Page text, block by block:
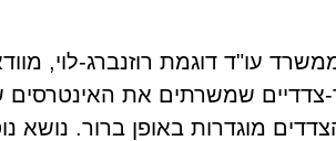
דוגמת רוזנברג-לוי, מוודא
חד-צדדיים שמשרתים את
הצדדים מוגדרות באופן ברור.